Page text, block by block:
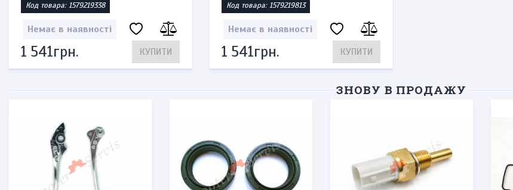
Код товара: 1579219338
Немає в наявності
1 541грн. КУПИТИ
Код товара: 1579219813
Немає в наявності
1 541грн. КУПИТИ
ЗНОВУ В ПРОДАЖУ